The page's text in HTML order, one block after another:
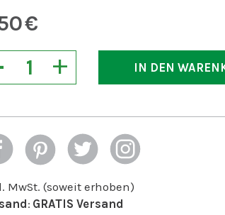
€
+ IN DEN
MwSt. (soweit erhoben)
: GRATIS Versand